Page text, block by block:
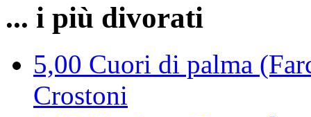
... i più divorati
5,00 Cuori di palma
Crostoni